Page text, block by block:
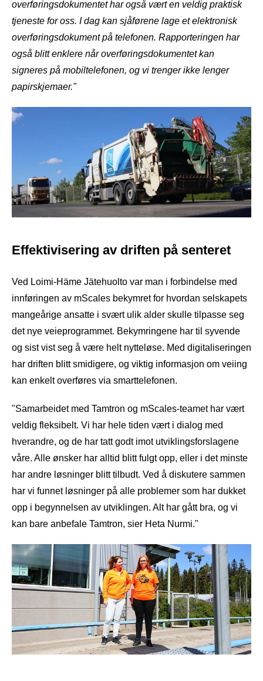
overføringsdokumentet har også vært en veldig praktisk
tjeneste for oss. I dag kan sjåførene lage et elektronisk
overføringsdokument på telefonen. Rapporteringen har
også blitt enklere når overføringsdokumentet kan
signeres på mobiltelefonen, og vi trenger ikke lenger
papirskjemaer."
Effektivisering av driften på senteret
Ved Loimi-Häme Jätehuolto var man i forbindelse med
innføringen av mScales bekymret for hvordan selskapets
mangeårige ansatte i svært ulik alder skulle tilpasse seg
det nye veieprogrammet. Bekymringene har til syvende
og sist vist seg å være helt nytteløse. Med digitaliseringen
har driften blitt smidigere, og viktig informasjon om veiing
kan enkelt overføres via smarttelefonen.
"Samarbeidet med Tamtron og mScales-teamet har vært
veldig fleksibelt. Vi har hele tiden vært i dialog med
hverandre, og de har tatt godt imot utviklingsforslagene
våre. Alle ønsker har alltid blitt fulgt opp, eller i det minste
har andre løsninger blitt tilbudt. Ved å diskutere sammen
har vi funnet løsninger på alle problemer som har dukket
opp i begynnelsen av utviklingen. Alt har gått bra, og vi
kan bare anbefale Tamtron, sier Heta Nurmi."